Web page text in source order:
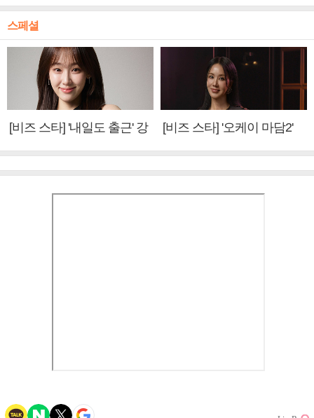
스페셜
[비즈 스타] '내일도 출근' 강
[비즈 스타] '오케이 마담2'